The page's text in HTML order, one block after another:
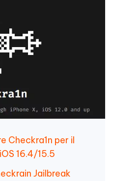
Checkra1n per il
16.4/15.5
Jailbreak